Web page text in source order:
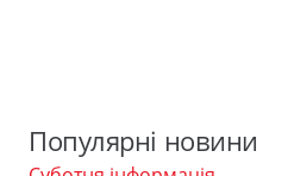
Популярні новини